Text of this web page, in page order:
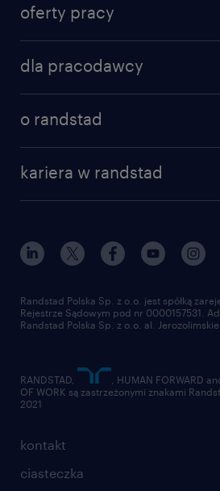
oferty pracy
specjalizacje
praca w amazon
dla pracodawcy
o randstad
dla mediów
dla dostawców
kariera w randstad
nasz świat
pracuj w randstad
złóż CV
kontakt
ciasteczka
Randstad Polska Sp. z o.o. jest spółką
Rejestrze Sądowym pod nr 0000157531.
Randstad Polska Sp. z o.o. al.
RANDSTAD,
, HUMAN FORWARD
OF WORK są zastrzeżonymi znakami
2021